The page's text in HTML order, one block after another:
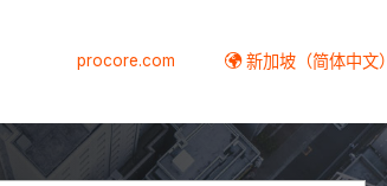
procore.com 新加坡（简体中文）